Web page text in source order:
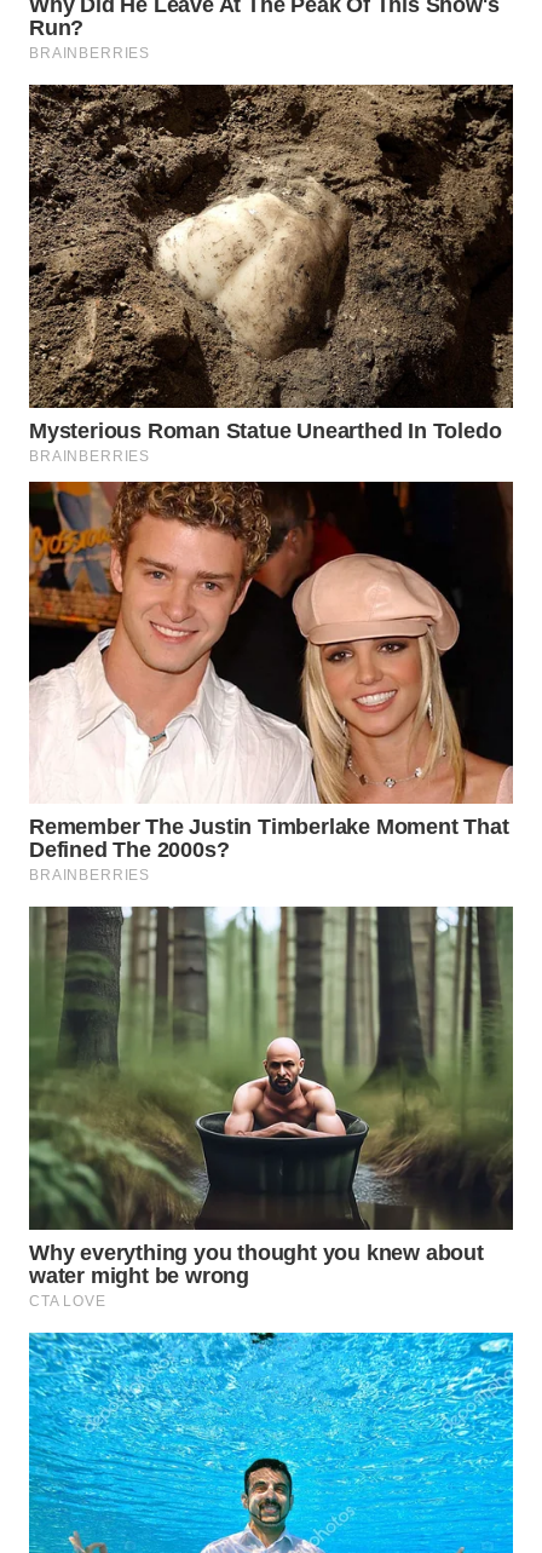
WN
INDRAMAYU
WN
KUNINGAN
WN
MAJALENGKA
WN
SUBANG
WN
SUKABUMI
WN
PURWAKARTA
WN
PRIANGAN
TIMUR
WN
SEMARANG
WN
BOROBUDUR
MADURA
SURABAYA
WN
NATUNA
WN
BINTAN
WN
WN
LIKUPANG
WN
LABUANBAJO